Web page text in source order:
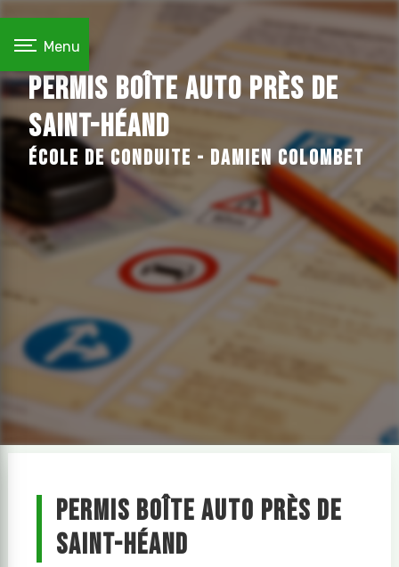
Menu
Permis boîte auto près de
Saint-Héand
École de conduite - Damien COLOMBET
Permis boîte auto près de
Saint-Héand